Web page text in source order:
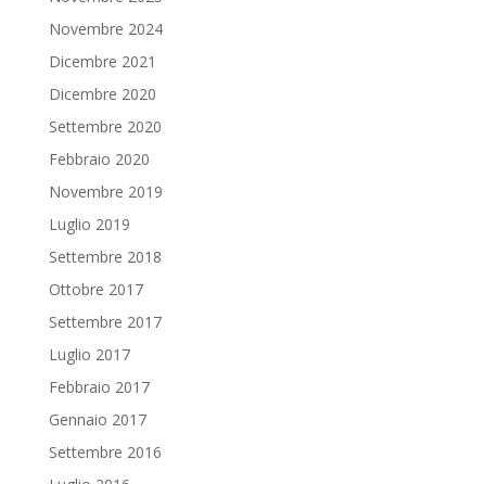
Novembre 2024
Dicembre 2021
Dicembre 2020
Settembre 2020
Febbraio 2020
Novembre 2019
Luglio 2019
Settembre 2018
Ottobre 2017
Settembre 2017
Luglio 2017
Febbraio 2017
Gennaio 2017
Settembre 2016